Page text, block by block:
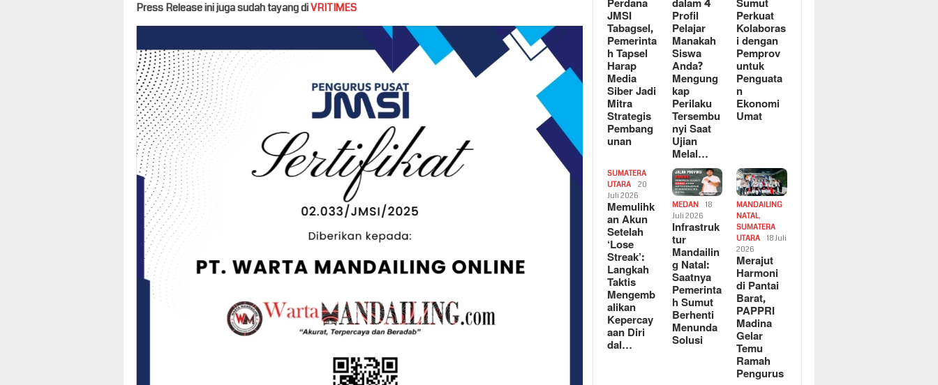
Press Release ini juga sudah tayang diVRITIMES JMSI
Tabagsel,
Pemerinta
h Tapsel
Harap
Media
Siber Jadi
Mitra
Strategis
Pembang
unan
Profil
Pelajar
Manakah
Siswa
Anda?
Mengung
kap
Perilaku
Tersembu
nyi Saat
Ujian
Melal…
Perkuat
Kolaboras
i dengan
Pemprov
untuk
Penguata
n
Ekonomi
Umat
SUMATERA
UTARA
20
Juli 2026
Memulihk
an Akun
Setelah
‘Lose
Streak’:
Langkah
Taktis
Mengemb
alikan
Kepercay
aan Diri
dal…
MEDAN
18
Juli 2026
Infrastruk
tur
Mandailin
g Natal:
Saatnya
Pemerinta
h Sumut
Berhenti
Menunda
Solusi
MANDAILING
NATAL,
SUMATERA
UTARA
18 Juli
2026
Merajut
Harmoni
di Pantai
Barat,
PAPPRI
Madina
Gelar
Temu
Ramah
Pengurus